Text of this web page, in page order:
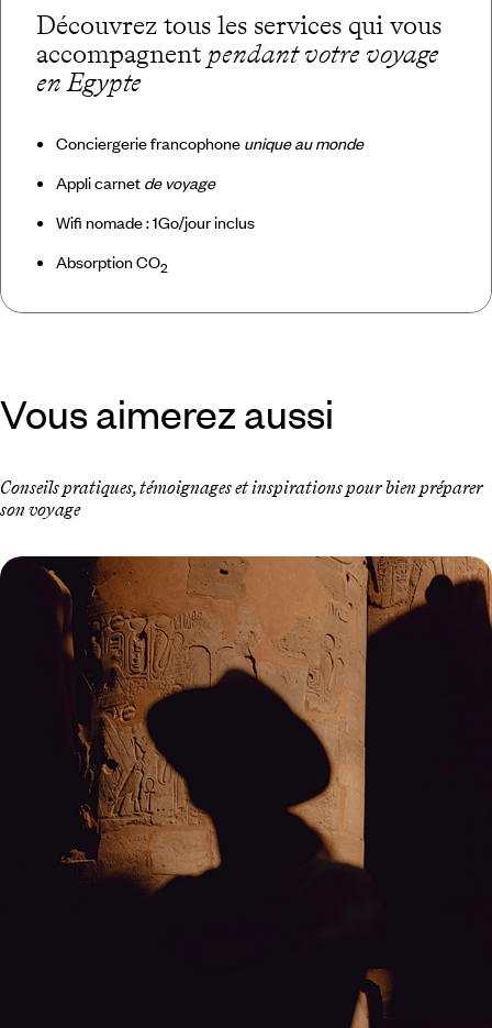
Découvrez tous les services qui vous
accompagnent pendant votre voyage
en Egypte
Conciergerie francophone unique au monde
Appli carnet de voyage
Wifi nomade : 1Go/jour inclus
Absorption CO2
Vous aimerez aussi
Conseils pratiques, témoignages et inspirations pour bien préparer
son voyage